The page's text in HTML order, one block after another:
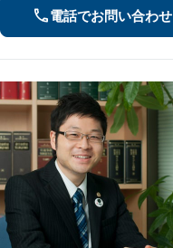
電話でお問い合わせ